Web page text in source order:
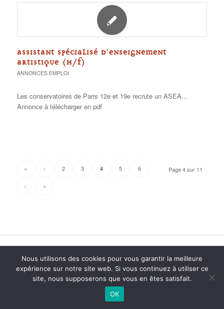
ASSISTANT SPÉCIALISÉ D’ENSEIGNEMENT
ARTISTIQUE (H/F)
ANNONCES EMPLOI
Les conservatoires de Paris 12e et 19e recrute un ASEA...
Annonce à télécharger en pdf
Page 4 sur 11
« ‹ 2 3 4 5 6
› »
2015 anPad - RéalisationTicoët
Mentions Légales
Nous écrire
Nous utilisons des cookies pour vous garantir la meilleure
expérience sur notre site web. Si vous continuez à utiliser ce
site, nous supposerons que vous en êtes satisfait.
OK